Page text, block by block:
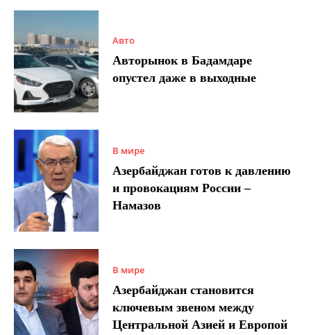
Авто
Авторынок в Бадамдаре
опустел даже в выходные
В мире
Азербайджан готов к давлению
и провокациям России –
Намазов
В мире
Азербайджан становится
ключевым звеном между
Центральной Азией и Европой